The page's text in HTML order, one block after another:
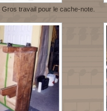
Gros travail pour le cache-note.